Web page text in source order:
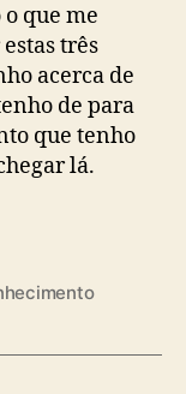
que me
três
acerca de
de para
que tenho
lá.